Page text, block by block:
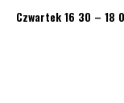
Czwartek 16 30 – 18